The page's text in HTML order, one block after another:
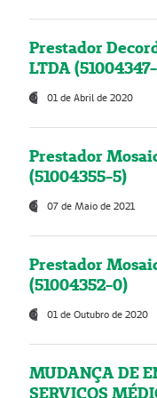
Prestador
LTDA
01 de Abril de 2020
Prestador
(51004355-5)
07 de Maio de 2021
Prestador
(51004352-0)
01 de Outubro de 2020
MUDANÇA DE
SERVIÇOS